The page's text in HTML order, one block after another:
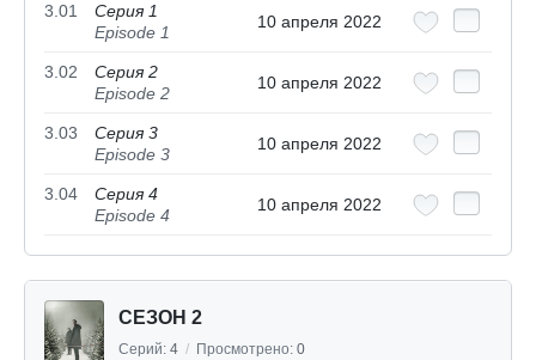
3.01
Серия 1
Episode 1
10 апреля 2022
3.02
Серия 2
Episode 2
10 апреля 2022
3.03
Серия 3
Episode 3
10 апреля 2022
3.04
Серия 4
Episode 4
10 апреля 2022
СЕЗОН 2
Серий: 4 / Просмотрено: 0